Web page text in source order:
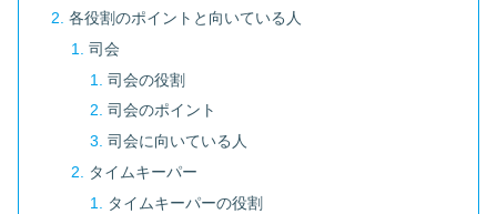
各役割のポイントと向いている人
司会
司会の役割
司会のポイント
司会に向いている人
タイムキーパー
タイムキーパーの役割